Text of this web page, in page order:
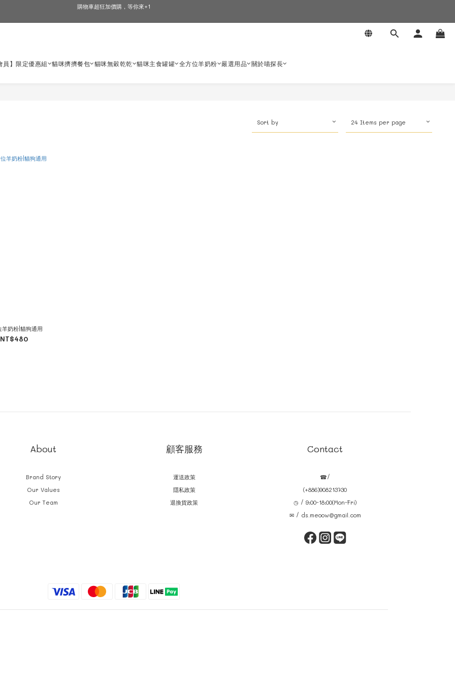
🎉加入會員即可享有驚喜優惠🎉
🎉加入會員即可享有驚喜優惠🎉
員】限定優惠組 貓咪擠擠餐包 貓咪無穀乾乾 貓咪主食罐罐 全方位羊奶粉 嚴選用品 關於喵探長
Sort by 24 Items per page
羊奶粉|貓狗通用
NT$480
About
Brand Story
Our Values
Our Team
顧客服務
運送政策
隱私政策
退換貨政策
Contact
☎/
(+886)908213730
◷ / 9:00-18:00(Mon-Fri)
✉ / ds.meoow@gmail.com